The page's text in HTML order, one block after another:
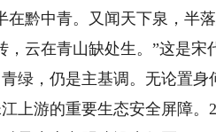
黔中青。又闻天下泉，半落
云在青山缺处生。”这是宋
，仍是主基调。无论置身
游的重要生态安全屏障。